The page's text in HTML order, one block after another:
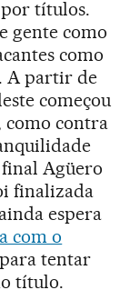
títulos.
gente como
como
A partir de
começou
como contra
Agüero
finalizada
espera
com o
tentar
título.